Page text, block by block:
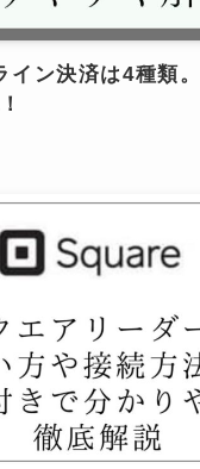
ン決済は4種類